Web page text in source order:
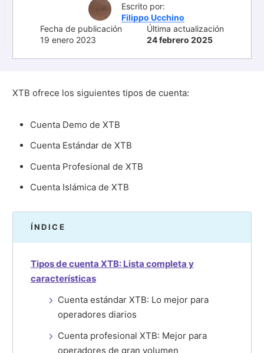
Escrito por:
Filippo Ucchino
Fecha de publicación
19 enero 2023
Última actualización
24 febrero 2025
XTB ofrece los siguientes tipos de cuenta:
Cuenta Demo de XTB
Cuenta Estándar de XTB
Cuenta Profesional de XTB
Cuenta Islámica de XTB
ÍNDICE
Tipos de cuenta XTB: Lista completa y
características
Cuenta estándar XTB: Lo mejor para
operadores diarios
Cuenta profesional XTB: Mejor para
operadores de gran volumen